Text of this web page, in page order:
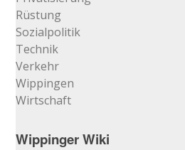
Rüstung
Sozialpolitik
Technik
Verkehr
Wippingen
Wirtschaft
Wippinger Wiki